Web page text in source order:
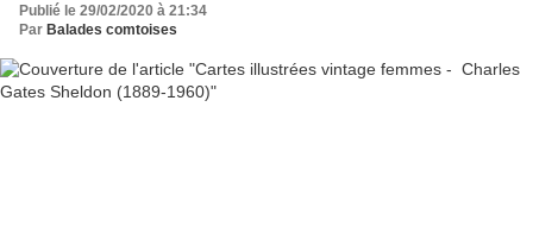
Publié le 29/02/2020 à 21:34
Par Balades comtoises